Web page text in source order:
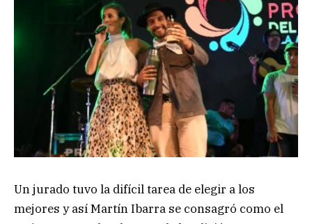
Un jurado tuvo la difícil tarea de elegir a los
mejores y así Martín Ibarra se consagró como el